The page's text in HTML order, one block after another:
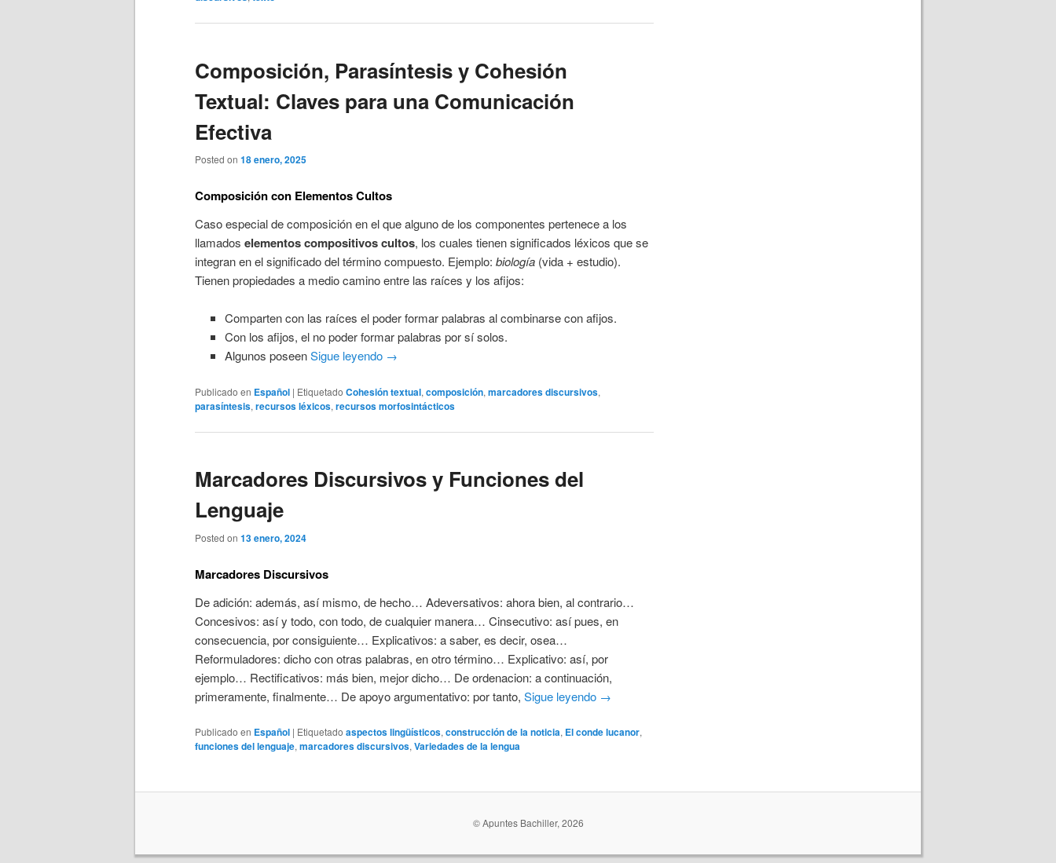
Composición, Parasíntesis y Cohesión
Textual: Claves para una Comunicación
Efectiva
Posted on 18 enero, 2025
Composición con Elementos Cultos
Caso especial de composición en el que alguno de los componentes pertenece a los
llamados elementos compositivos cultos, los cuales tienen significados léxicos que se
integran en el significado del término compuesto. Ejemplo: biología (vida + estudio).
Tienen propiedades a medio camino entre las raíces y los afijos:
Comparten con las raíces el poder formar palabras al combinarse con afijos.
Con los afijos, el no poder formar palabras por sí solos.
Algunos poseenSigue leyendo →
Publicado en Español | Etiquetado Cohesión textual, composición, marcadores discursivos,
parasíntesis, recursos léxicos, recursos morfosintácticos
Marcadores Discursivos y Funciones del
Lenguaje
Posted on 13 enero, 2024
Marcadores Discursivos
De adición: además, así mismo, de hecho… Adeversativos: ahora bien, al contrario…
Concesivos: así y todo, con todo, de cualquier manera… Cinsecutivo: así pues, en
consecuencia, por consiguiente… Explicativos: a saber, es decir, osea…
Reformuladores: dicho con otras palabras, en otro término… Explicativo: así, por
ejemplo… Rectificativos: más bien, mejor dicho… De ordenacion: a continuación,
primeramente, finalmente… De apoyo argumentativo: por tanto, Sigue leyendo →
Publicado en Español | Etiquetado aspectos lingüísticos, construcción de la noticia, El conde lucanor,
funciones del lenguaje, marcadores discursivos, Variedades de la lengua
© Apuntes Bachiller, 2026